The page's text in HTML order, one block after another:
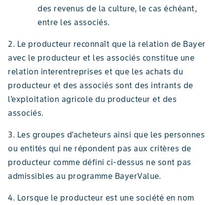
des revenus de la culture, le cas échéant,
entre les associés.
2. Le producteur reconnaît que la relation de Bayer
avec le producteur et les associés constitue une
relation interentreprises et que les achats du
producteur et des associés sont des intrants de
l'exploitation agricole du producteur et des
associés.
3. Les groupes d'acheteurs ainsi que les personnes
ou entités qui ne répondent pas aux critères de
producteur comme défini ci-dessus ne sont pas
admissibles au programme BayerValue.
4. Lorsque le producteur est une société en nom